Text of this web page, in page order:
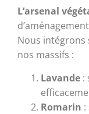
L’arsenal
Nous intégrons
nos massifs :
Lavande :
Romarin